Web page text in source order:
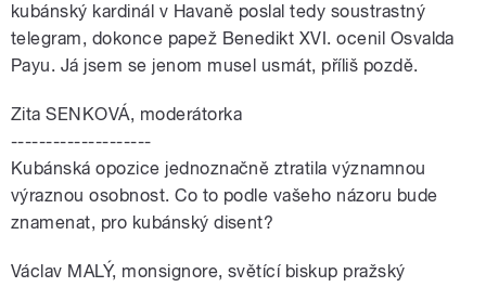
kubánský kardinál v Havaně poslal tedy soustrastný
telegram, dokonce papež Benedikt XVI. ocenil Osvalda
Payu. Já jsem se jenom musel usmát, příliš pozdě.
Zita SENKOVÁ, moderátorka
--------------------
Kubánská opozice jednoznačně ztratila významnou
výraznou osobnost. Co to podle vašeho názoru bude
znamenat, pro kubánský disent?
Václav MALÝ, monsignore, světící biskup pražský